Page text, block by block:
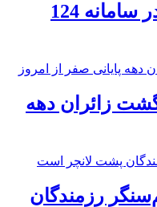
ثبت قیمت کالا و خدمات در سامانه 124
زائران دهه
رزمندگان